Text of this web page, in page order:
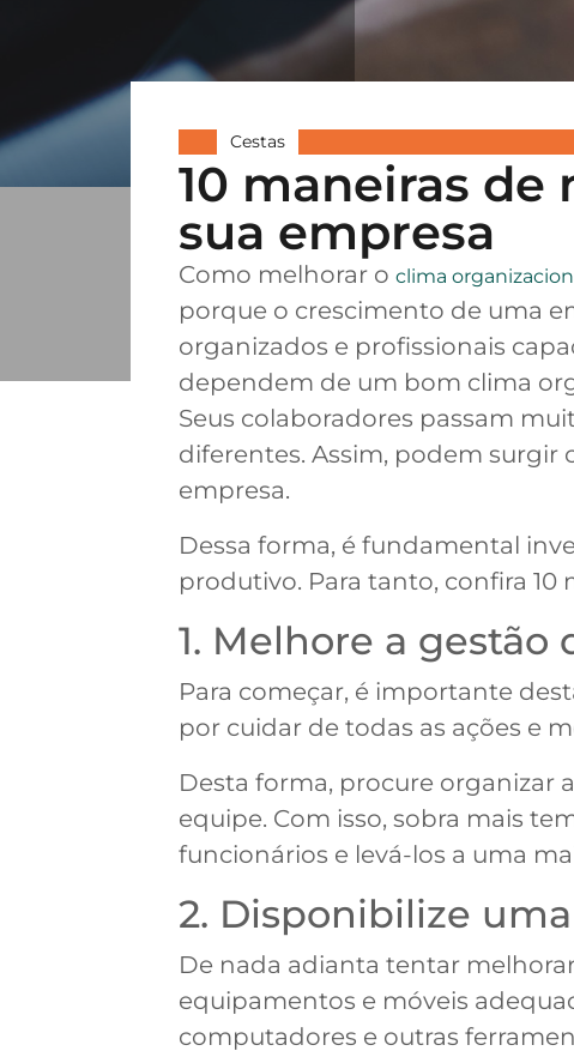
Cestas
10 maneiras
sua empresa
Como melhorar oclima
porque o crescimento de uma
organizados e profissionais
dependem de um bom clima
Seus colaboradores passam
diferentes. Assim, podem
empresa.
Dessa forma, é fundamental
produtivo. Para tanto, confira
1. Melhore a gestão
Para começar, é importante
por cuidar de todas as ações e
Desta forma, procure organizar
equipe. Com isso, sobra mais
funcionários e levá-los a uma
2. Disponibilize
De nada adianta tentar
equipamentos e móveis
computadores e outras